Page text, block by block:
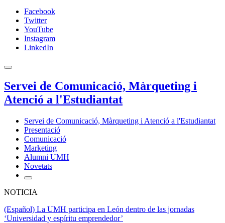
Facebook
Twitter
YouTube
Instagram
LinkedIn
Servei de Comunicació, Màrqueting i
Atenció a l'Estudiantat
Servei de Comunicació, Màrqueting i Atenció a l'Estudiantat
Presentació
Comunicació
Marketing
Alumni UMH
Novetats
NOTICIA
(Español) La UMH participa en León dentro de las jornadas
‘Universidad y espíritu emprendedor’